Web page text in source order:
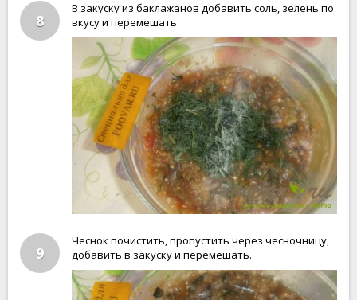
8
В закуску из баклажанов добавить соль, зелень по
вкусу и перемешать.
9
Чеснок почистить, пропустить через чесночницу,
добавить в закуску и перемешать.